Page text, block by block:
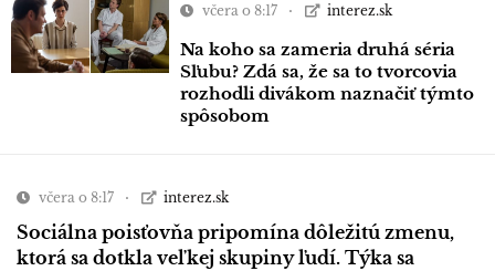
včera o 8:17 interez.sk
Na koho sa zameria druhá séria
Sľubu? Zdá sa, že sa to tvorcovia
rozhodli divákom naznačiť týmto
spôsobom
včera o 8:17 interez.sk
Sociálna poisťovňa pripomína dôležitú zmenu,
ktorá sa dotkla veľkej skupiny ľudí. Týka sa